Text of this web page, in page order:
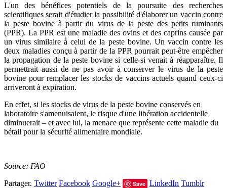
L'un des bénéfices potentiels de la poursuite des recherches
scientifiques serait d'étudier la possibilité d'élaborer un vaccin contre
la peste bovine à partir du virus de la peste des petits ruminants
(PPR). La PPR est une maladie des ovins et des caprins causée par
un virus similaire à celui de la peste bovine. Un vaccin contre les
deux maladies conçu à partir de la PPR pourrait peut-être empêcher
la propagation de la peste bovine si celle-si venait à réapparaître. Il
permettrait aussi de ne pas avoir à conserver le virus de la peste
bovine pour remplacer les stocks de vaccins actuels quand ceux-ci
arriveront à expiration.
En effet, si les stocks de virus de la peste bovine conservés en
laboratoire s'amenuisaient, le risque d'une libération accidentelle
diminuerait – et avec lui, la menace que représente cette maladie du
bétail pour la sécurité alimentaire mondiale.
Source: FAO
Partager. Twitter Facebook Google+ Save LinkedIn Tumblr